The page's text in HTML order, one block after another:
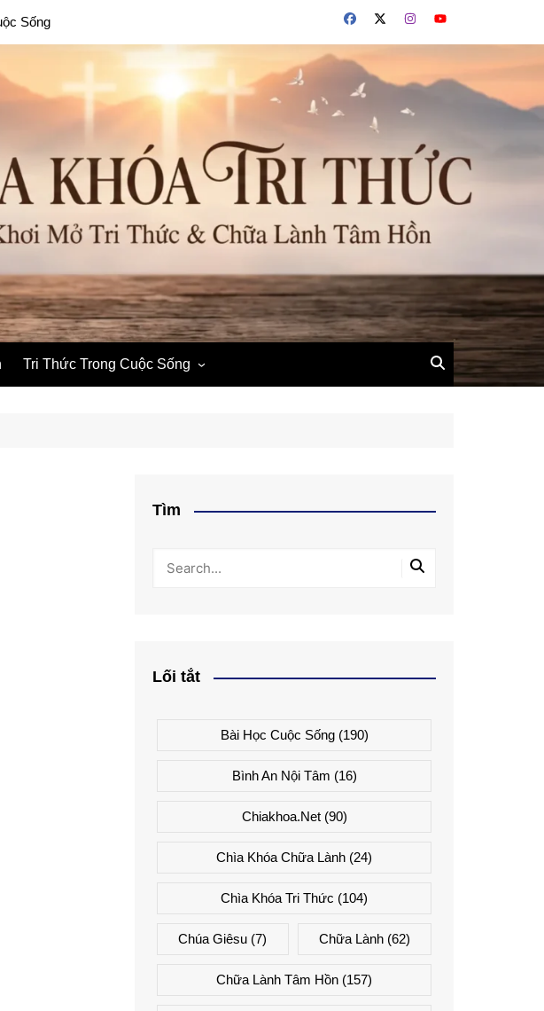
Sống
Tri Thức Trong Cuộc Sống
Tìm
Lối tắt
Bài Học Cuộc Sống(190)
Bình An Nội Tâm (16)
Chiakhoa.net(90)
Chìa Khóa Chữa Lành (24)
Chìa Khóa Tri Thức (104)
Chúa Giêsu (7) Chữa Lành(62)
Chữa Lành Tâm Hồn (157)